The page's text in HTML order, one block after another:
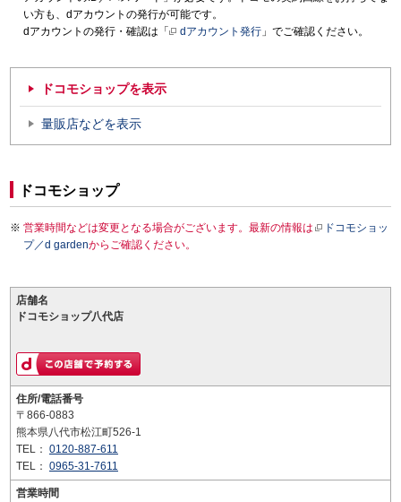
い方も、dアカウントの発行が可能です。
dアカウントの発行・確認は「
dアカウント発行 」でご確認ください。
ドコモショップを表示
量販店などを表示
ドコモショップ
営業時間などは変更となる場合がございます。最新の情報は
ドコモショッ
プ／d gardenからご確認ください。
店舗名
ドコモショップ八代店
住所/電話番号
〒866-0883
熊本県八代市松江町526-1
TEL： 0120-887-611
TEL： 0965-31-7611
営業時間